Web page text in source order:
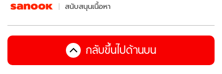
สนับสนุนเนื้อหา
กลับขึ้นไปด้านบน